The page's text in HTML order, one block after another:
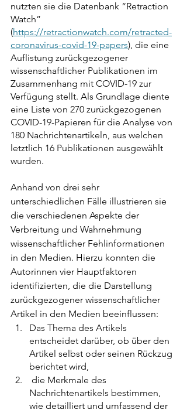
nutzten sie die Datenbank “Retraction
Watch”
(https://retractionwatch.com/retracted-
coronavirus-covid-19-papers), die eine
Auflistung zurückgezogener
wissenschaftlicher Publikationen im
Zusammenhang mit COVID-19 zur
Verfügung stellt. Als Grundlage diente
eine Liste von 270 zurückgezogenen
COVID-19-Papieren für die Analyse von
180 Nachrichtenartikeln, aus welchen
letztlich 16 Publikationen ausgewählt
wurden.
Anhand von drei sehr
unterschiedlichen Fälle illustrieren sie
die verschiedenen Aspekte der
Verbreitung und Wahrnehmung
wissenschaftlicher Fehlinformationen
in den Medien. Hierzu konnten die
Autorinnen vier Hauptfaktoren
identifizierten, die die Darstellung
zurückgezogener wissenschaftlicher
Artikel in den Medien beeinflussen:
Das Thema des Artikels
entscheidet darüber, ob über den
Artikel selbst oder seinen Rückzug
berichtet wird,
Nachrichtenartikels bestimmen,
wie detailliert und umfassend der